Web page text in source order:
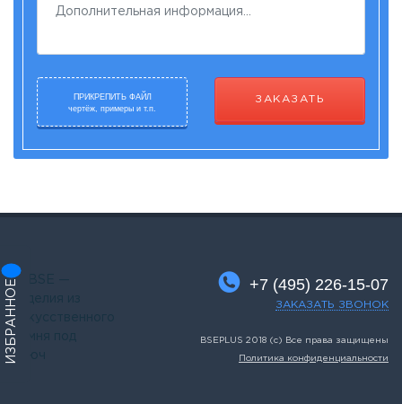
ИЗБРАННОЕ
ПРИКРЕПИТЬ ФАЙЛ
чертёж, примеры и т.п.
ЗАКАЗАТЬ
+7 (495) 226-15-07
ЗАКАЗАТЬ ЗВОНОК
BSEPLUS 2018 (c) Все права защищены
Политика конфиденциальности